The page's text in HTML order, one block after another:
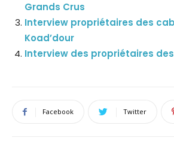
Grands Crus
Interview propriétaires des
Koad’dour
Interview des propriétaires
Facebook Twitter